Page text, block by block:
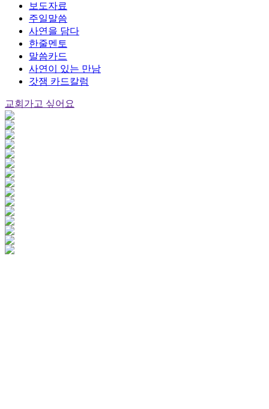
보도자료
주일말씀
사연을 담다
한줄멘토
말씀카드
사연이 있는 만남
갓잼 카드칼럼
교회가고 싶어요